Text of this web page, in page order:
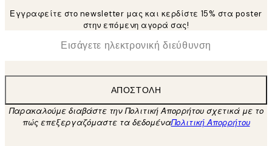
Εγγραφείτε στο newsletter μας και κερδίστε 15% στα poster
στην επόμενη αγορά σας!
Ηλεκτρονική Διεύθυνση
ΑΠΟΣΤΟΛΉ
Παρακαλούμε διαβάστε την Πολιτική Απορρήτου σχετικά με το
πώς επεξεργαζόμαστε τα δεδομέναΠολιτική Απορρήτου